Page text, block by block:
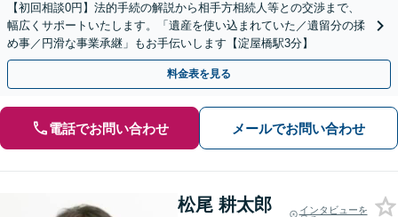
【初回相談0円】法的手続の解説から相手方相続人等との交渉まで、
幅広くサポートいたします。「遺産を使い込まれていた／遺留分の揉
め事／円滑な事業承継」もお手伝いします【淀屋橋駅3分】
料金表を見る
電話でお問い合わせ メールでお問い合わせ
松尾 耕太郎
インタビューを